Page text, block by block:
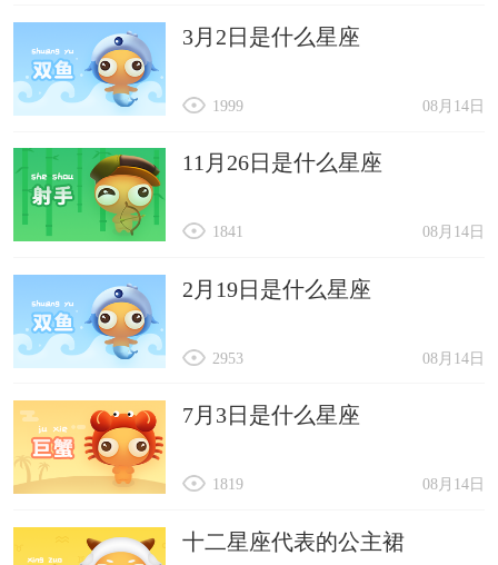
3月2日是什么星座
08月14日
1999
11月26日是什么星座
08月14日
1841
2月19日是什么星座
08月14日
2953
7月3日是什么星座
08月14日
1819
十二星座代表的公主裙